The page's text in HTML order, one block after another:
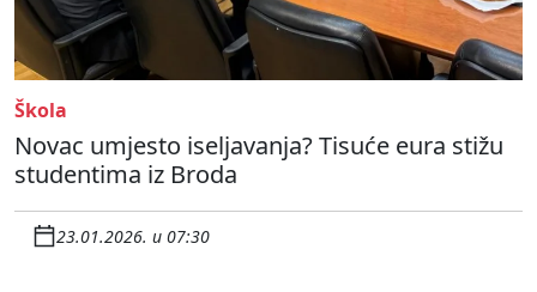
Škola
Novac umjesto iseljavanja? Tisuće eura stižu
studentima iz Broda
23.01.2026. u 07:30